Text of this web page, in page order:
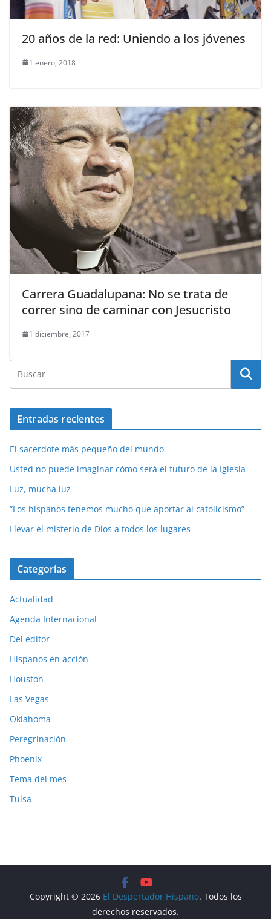
20 años de la red: Uniendo a los jóvenes
1 enero, 2018
Carrera Guadalupana: No se trata de
correr sino de caminar con Jesucristo
1 diciembre, 2017
Entradas recientes
El sacerdote más pequeño del mundo
Usted no puede imaginar cómo será el futuro de la Iglesia
Luz, mucha luz
“Los hispanos tenemos mucho que aportar al catolicismo”
Llevar el misterio de Dios a todos los lugares
Categorías
Actualidad
Agenda Internacional
Del editor
Hispanos en acción
Houston
Las Vegas
Oklahoma
Peregrinación
Phoenix
Tema del mes
Tulsa
Copyright © 2026 El Despertador Hispano. Todos los
derechos reservados.